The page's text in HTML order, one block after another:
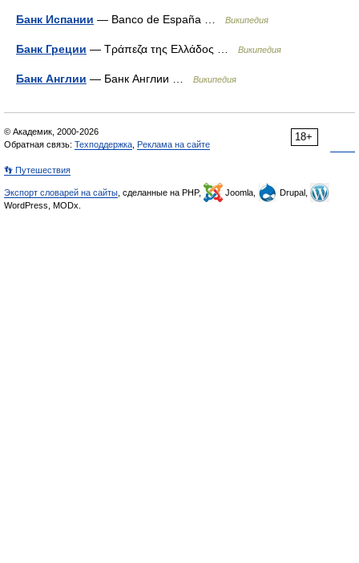
Банк Испании — Banco de España … Википедия
Банк Греции — Τράπεζα της Ελλάδος … Википедия
Банк Англии — Банк Англии … Википедия
18+
© Академик, 2000-2026
Обратная связь: Техподдержка Реклама на сайте
👣 Путешествия
Экспорт словарей на сайты , сделанные на PHP, Joomla,
Drupal,
WordPress, MODx.